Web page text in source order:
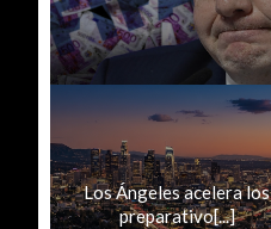
Los Ángeles acelera los
preparativo[...]